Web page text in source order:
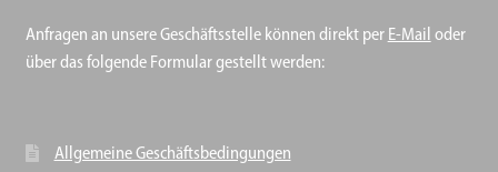
Anfragen an unsere Geschäftsstelle können direkt per E-Mail oder
über das folgende Formular gestellt werden:
Allgemeine Geschäftsbedingungen